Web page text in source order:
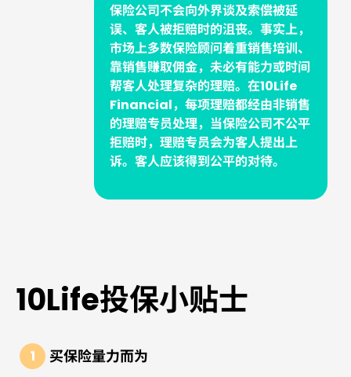
保险公司不会向外界谈及索偿被延
误、客人被拒赔时的沮丧。事实上，
市场上多数保险顾问着重销售培训、
靠销售赚取佣金，未必有能力或时间
帮客人处理复杂的理赔。在10Life
Financial，每项理赔都经由非销售
的理赔专员处理，当保险公司不公平
拒赔时，理赔专员会为客人提出上
诉。客人应该得到公平的对待。
10Life投保小贴士
买保险量力而为